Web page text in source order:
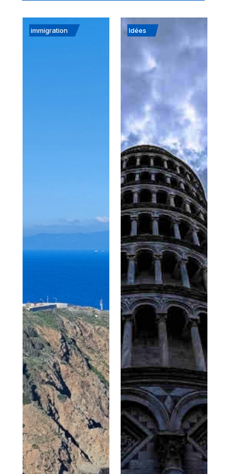
immigration Idées